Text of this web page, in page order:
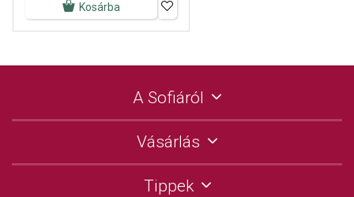
Kosárba
A Sofiáról
Vásárlás
Tippek